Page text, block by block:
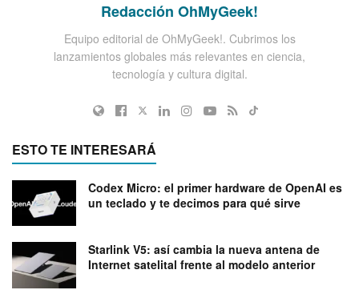
Redacción OhMyGeek!
Equipo editorial de OhMyGeek!. Cubrimos los
lanzamientos globales más relevantes en ciencia,
tecnología y cultura digital.
ESTO TE INTERESARÁ
Codex Micro: el primer hardware de OpenAI es
un teclado y te decimos para qué sirve
Starlink V5: así cambia la nueva antena de
Internet satelital frente al modelo anterior